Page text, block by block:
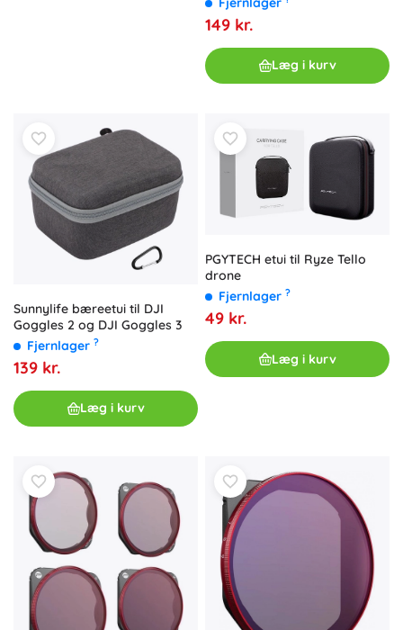
149 kr.
Læg i kurv
Sunnylife bæreetui til DJI
Goggles 2 og DJI Goggles 3
Fjernlager ?
139 kr.
Læg i kurv
PGYTECH etui til Ryze Tello
drone
Fjernlager ?
49 kr.
Læg i kurv